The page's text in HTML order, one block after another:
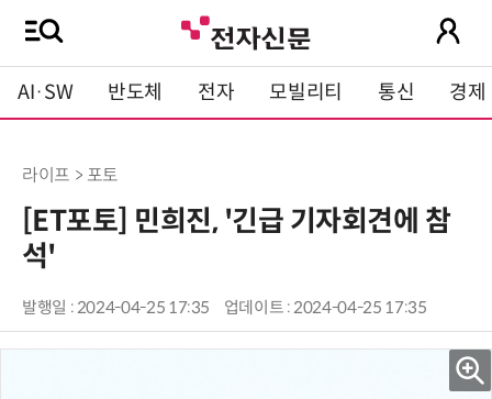
AI·SW 반도체 전자 모빌리티 통신 경제
라이프 > 포토
[ET포토] 민희진, '긴급 기자회견에 참
석'
발행일 : 2024-04-25 17:35 업데이트 : 2024-04-25 17:35